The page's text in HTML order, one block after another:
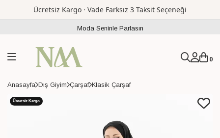
Ücretsiz Kargo · Vade Farksız 3 Taksit Seçeneği
Moda Seninle Parlasın
0
Anasayfa Dış Giyim Çarşaf Klasik Çarşaf
Ücretsiz Kargo